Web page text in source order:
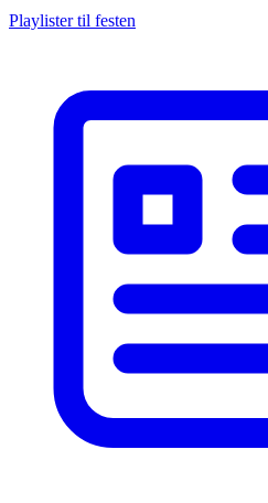
Playlister til festen